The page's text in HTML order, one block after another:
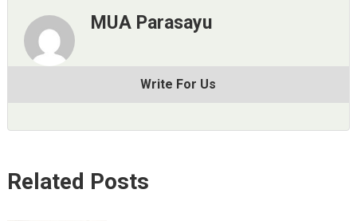
MUA Parasayu
Write For Us
Related Posts